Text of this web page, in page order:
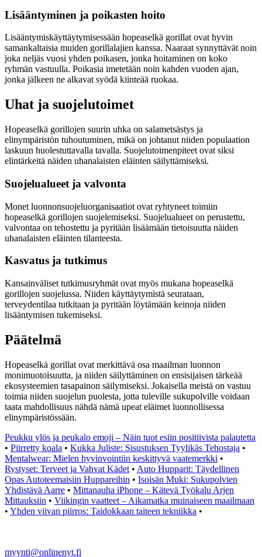
Lisääntyminen ja poikasten hoito
Lisääntymiskäyttäytymisessään hopeaselkä gorillat ovat hyvin
samankaltaisia muiden gorillalajien kanssa. Naaraat synnyttävät noin
joka neljäs vuosi yhden poikasen, jonka hoitaminen on koko
ryhmän vastuulla. Poikasia imetetään noin kahden vuoden ajan,
jonka jälkeen ne alkavat syödä kiinteää ruokaa.
Uhat ja suojelutoimet
Hopeaselkä gorillojen suurin uhka on salametsästys ja
elinympäristön tuhoutuminen, mikä on johtanut niiden populaation
laskuun huolestuttavalla tavalla. Suojelutoimenpiteet ovat siksi
elintärkeitä näiden uhanalaisten eläinten säilyttämiseksi.
Suojelualueet ja valvonta
Monet luonnonsuojeluorganisaatiot ovat ryhtyneet toimiin
hopeaselkä gorillojen suojelemiseksi. Suojelualueet on perustettu,
valvontaa on tehostettu ja pyritään lisäämään tietoisuutta näiden
uhanalaisten eläinten tilanteesta.
Kasvatus ja tutkimus
Kansainväliset tutkimusryhmät ovat myös mukana hopeaselkä
gorillojen suojelussa. Niiden käyttäytymistä seurataan,
terveydentilaa tutkitaan ja pyritään löytämään keinoja niiden
lisääntymisen tukemiseksi.
Päätelmä
Hopeaselkä gorillat ovat merkittävä osa maailman luonnon
monimuotoisuutta, ja niiden säilyttäminen on ensisijaisen tärkeää
ekosysteemien tasapainon säilymiseksi. Jokaisella meistä on vastuu
toimia niiden suojelun puolesta, jotta tuleville sukupolville voidaan
taata mahdollisuus nähdä nämä upeat eläimet luonnollisessa
elinympäristössään.
Peukku ylös ja peukalo emoji – Näin tuot esiin positiivista palautetta
• Piirretty koala • Kukka Juliste: Sisustuksen Tyylikäs Tehostaja •
Mentalwear: Mielen hyvinvointiin keskittyvä vaatemerkki •
Rystyset: Terveet ja Vahvat Kädet • Auto Hupparit: Täydellinen
Opas Autoteemaisiin Huppareihin • Isoisän Muki: Sukupolvien
Yhdistävä Aarre • Mittanauha iPhone – Kätevä Työkalu Arjen
Mittauksiin • Viikingin vaatteet – Aikamatka muinaiseen maailmaan
• Yhden viivan piirros: Taidokkaan taiteen tekniikka •
myynti@onlinenyt.fi